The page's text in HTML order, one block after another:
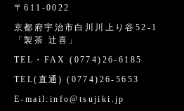
〒611-0022
京都府宇治市白川川上り谷52-1
「製茶 辻喜」
TEL・FAX (0774)26-6185
TEL(直通) (0774)26-5653
E-mail:info@tsujiki.jp